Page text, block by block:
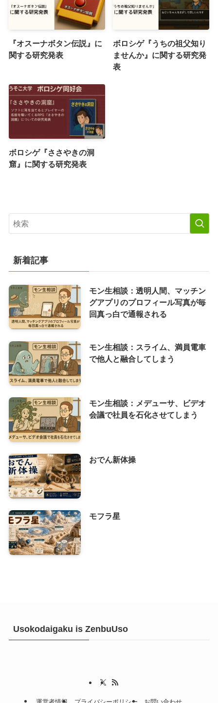
『オスーナボタン伝説』に
関する研究発表
ボロシゲ『うちの祖父知り
ませんか』に関する研究発
表
ボロシゲ『ささやきの洞
窟』に関する研究発表
新着記事
モン生相談：透明人間、マッチン
グアプリのプロフィール写真が毎
回真っ白で通報される
モン生相談：スライム、満員電車
で他人と融合してしまう
モン生相談：メデューサ、ビデオ
会議で社員を石化させてしまう
おでん新体操
モフラ星
Usokodaigaku is ZenbuUso
運営者情報 プライバシーポリシー お問い合わせ